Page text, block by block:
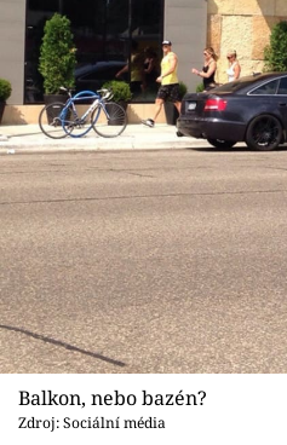
Balkon, nebo bazén?
Zdroj: Sociální média